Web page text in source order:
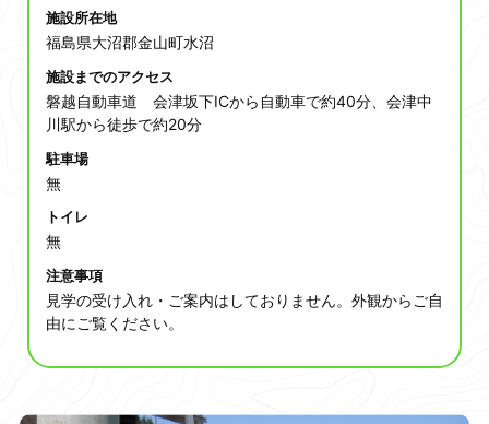
施設所在地
福島県大沼郡金山町水沼
施設までのアクセス
磐越自動車道 会津坂下ICから自動車で約40分、会津中
川駅から徒歩で約20分
駐車場
無
トイレ
無
注意事項
見学の受け入れ・ご案内はしておりません。外観からご自
由にご覧ください。